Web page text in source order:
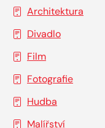
Architektura
Divadlo
Film
Fotografie
Hudba
Malířství